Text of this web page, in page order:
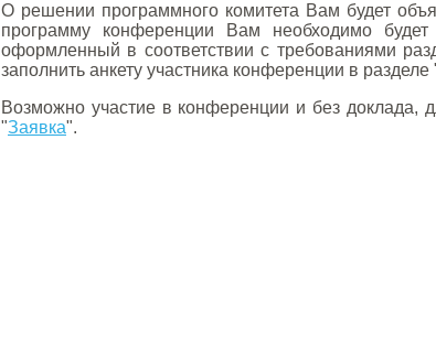
О решении программного комитета Вам будет
программу конференции Вам необходимо
оформленный в соответствии с требованиями
заполнить анкету участника конференции в разделе
Возможно участие в конференции и без доклада,
"Заявка".